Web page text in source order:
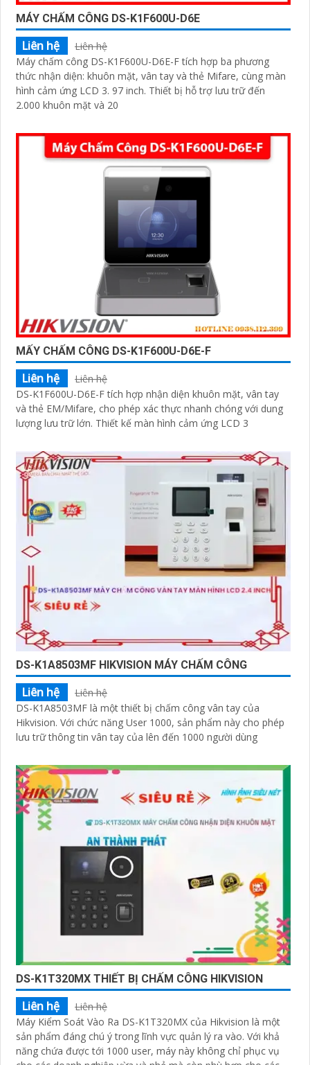
MÁY CHẤM CÔNG DS-K1F600U-D6E
Liên hệ
Liên hệ
Máy chấm công DS-K1F600U-D6E-F tích hợp ba phương
thức nhận diện: khuôn mặt, vân tay và thẻ Mifare, cùng màn
hình cảm ứng LCD 3. 97 inch. Thiết bị hỗ trợ lưu trữ đến
2.000 khuôn mặt và 20
MẤY CHẤM CÔNG DS-K1F600U-D6E-F
Liên hệ
Liên hệ
DS-K1F600U-D6E-F tích hợp nhận diện khuôn mặt, vân tay
và thẻ EM/Mifare, cho phép xác thực nhanh chóng với dung
lượng lưu trữ lớn. Thiết kế màn hình cảm ứng LCD 3
DS-K1A8503MF HIKVISION MÁY CHẤM CÔNG
Liên hệ
Liên hệ
DS-K1A8503MF là một thiết bị chấm công vân tay của
Hikvision. Với chức năng User 1000, sản phẩm này cho phép
lưu trữ thông tin vân tay của lên đến 1000 người dùng
DS-K1T320MX THIẾT BỊ CHẤM CÔNG HIKVISION
Liên hệ
Liên hệ
Máy Kiểm Soát Vào Ra DS-K1T320MX của Hikvision là một
sản phẩm đáng chú ý trong lĩnh vực quản lý ra vào. Với khả
năng chứa được tới 1000 user, máy này không chỉ phục vụ